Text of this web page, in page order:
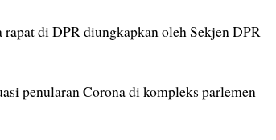
rapat di DPR diungkapkan oleh Sekjen DPR
penularan Corona di kompleks parlemen